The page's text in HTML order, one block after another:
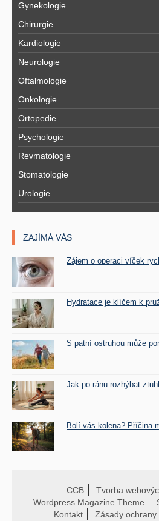
Gynekologie
Chirurgie
Kardiologie
Neurologie
Oftalmologie
Onkologie
Ortopedie
Psychologie
Revmatologie
Stomatologie
Urologie
ZAJÍMÁ VÁS
Zájem o operaci víček
Hydratace je klíčem k
S patní ostruhou může
Jak po ránu rozhýbat
Bolí vás kolena? Příčina
CCB
Tvorba
Wordpress Magazine Theme
Kontakt
Zásady